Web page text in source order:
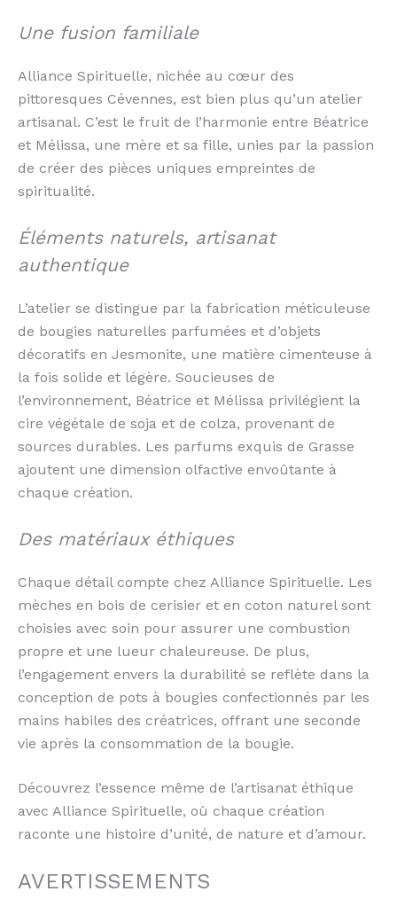
Une fusion familiale
Alliance Spirituelle, nichée au cœur des
pittoresques Cévennes, est bien plus qu’un atelier
artisanal. C’est le fruit de l’harmonie entre Béatrice
et Mélissa, une mère et sa fille, unies par la passion
de créer des pièces uniques empreintes de
spiritualité.
Éléments naturels, artisanat
authentique
L’atelier se distingue par la fabrication méticuleuse
de bougies naturelles parfumées et d’objets
décoratifs en Jesmonite, une matière cimenteuse à
la fois solide et légère. Soucieuses de
l’environnement, Béatrice et Mélissa privilégient la
cire végétale de soja et de colza, provenant de
sources durables. Les parfums exquis de Grasse
ajoutent une dimension olfactive envoûtante à
chaque création.
Des matériaux éthiques
Chaque détail compte chez Alliance Spirituelle. Les
mèches en bois de cerisier et en coton naturel sont
choisies avec soin pour assurer une combustion
propre et une lueur chaleureuse. De plus,
l’engagement envers la durabilité se reflète dans la
conception de pots à bougies confectionnés par les
mains habiles des créatrices, offrant une seconde
vie après la consommation de la bougie.
Découvrez l’essence même de l’artisanat éthique
avec Alliance Spirituelle, où chaque création
raconte une histoire d’unité, de nature et d’amour.
AVERTISSEMENTS